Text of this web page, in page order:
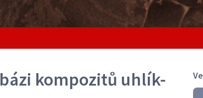
kompozitů uhlík-